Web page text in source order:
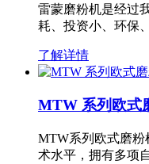
雷蒙磨粉机是经过
耗、投资小、环保
了解详情
MTW 系列欧式
MTW系列欧式磨
术水平，拥有多项